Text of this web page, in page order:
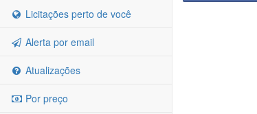
Licitações perto de você
Alerta por email
Atualizações
Por preço